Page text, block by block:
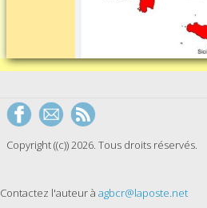
Copyright ((c)) 2026. Tous droits réservés.
Contactez l'auteur à agbcr@laposte.net